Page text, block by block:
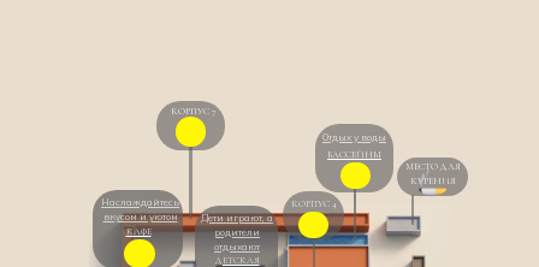
КОРПУС 7
КОРПУС 4
БАССЕЙНЫ
Наслаждайтесь
вкусом и уютом
Отдых у воды
КАФЕ
Дети играют, а
родители
отдыхают
ДЕТСКАЯ
МЕСТО ДЛЯ
КУРЕНИЯ